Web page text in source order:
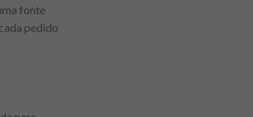
fonte
pedido